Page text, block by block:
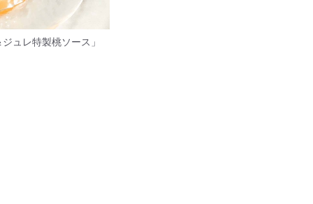
ュレ特製桃ソース」